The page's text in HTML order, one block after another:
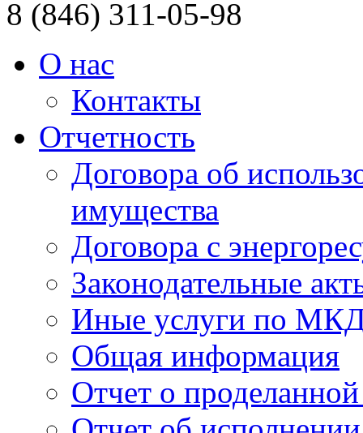
8 (846) 311-05-98
О нас
Контакты
Отчетность
Договора об
имущества
Договора с
Законодательные
Иные услуги по
Общая информация
Отчет о проделанной